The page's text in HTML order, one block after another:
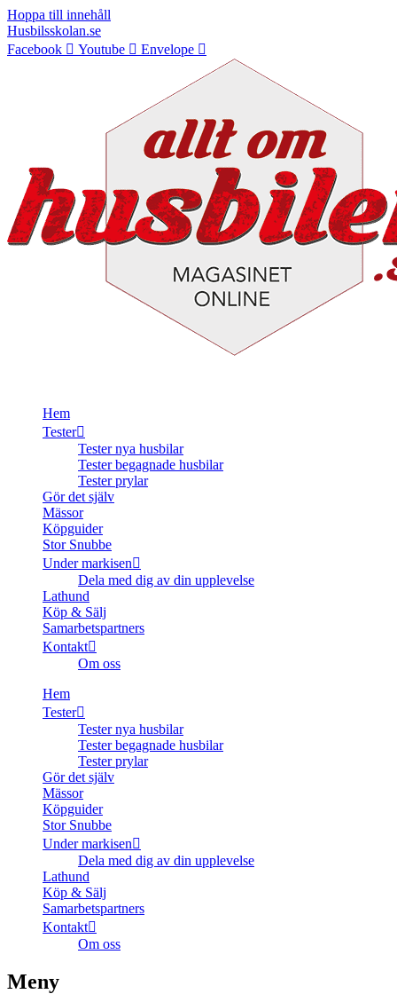
Hoppa till innehåll
Husbilsskolan.se
Facebook
Youtube Envelope
Hem
Tester
Tester nya husbilar
Tester begagnade husbilar
Tester prylar
Gör det själv
Mässor
Köpguider
Stor Snubbe
Under markisen
Dela med dig av din upplevelse
Lathund
Köp & Sälj
Samarbetspartners
Kontakt
Om oss
Hem
Tester
Tester nya husbilar
Tester begagnade husbilar
Tester prylar
Gör det själv
Mässor
Köpguider
Stor Snubbe
Under markisen
Dela med dig av din upplevelse
Lathund
Köp & Sälj
Samarbetspartners
Kontakt
Om oss
Meny